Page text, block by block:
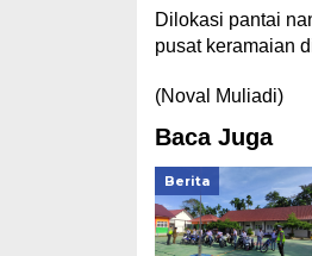
Dilokasi pantai
pusat keramaian
(Noval Muliadi)
Baca Juga
Berita